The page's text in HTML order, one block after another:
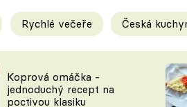
triky
Rychlé večeře Česká
Koprová omáčka -
jednoduchý recept na
poctivou klasiku